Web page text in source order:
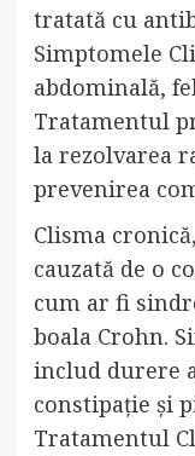
tratată cu
Simptomele
abdominală,
Tratamentul
la rezolvarea
prevenirea
Clisma
cauzată de o
cum ar fi
boala Crohn.
includ durere
constipație și
Tratamentul